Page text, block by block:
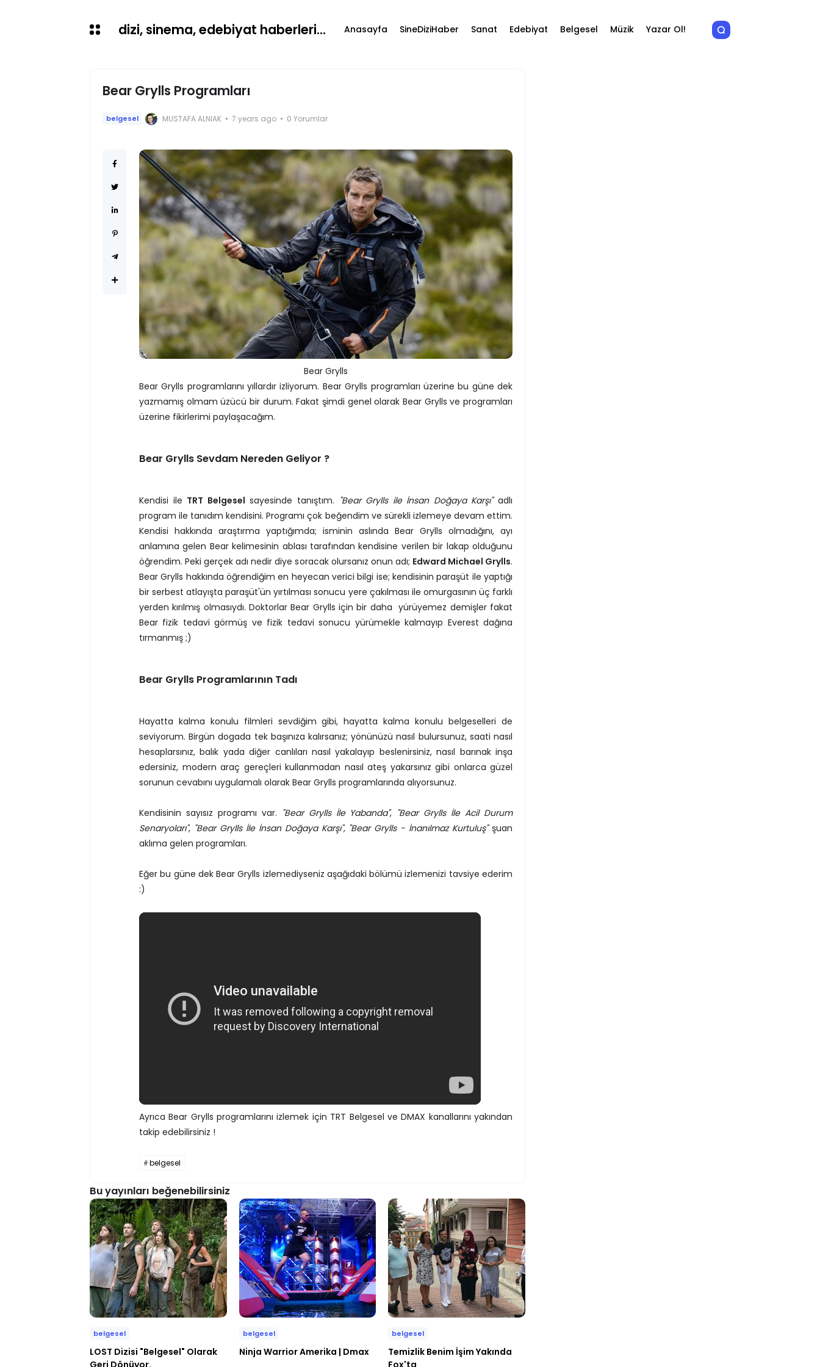
dizi, sinema, edebiyat haberleri... Anasayfa SineDiziHaber Sanat Edebiyat Belgesel Müzik Yazar Ol!
Bear Grylls Programları
belgesel MUSTAFA ALNIAK 7 years ago 0 Yorumlar
Bear Grylls
Bear Grylls programlarını yıllardır izliyorum. Bear Grylls programları üzerine bu güne dek
yazmamış olmam üzücü bir durum. Fakat şimdi genel olarak Bear Grylls ve programları
üzerine fikirlerimi paylaşacağım.
Bear Grylls Sevdam Nereden Geliyor ?
Kendisi ile TRT Belgesel sayesinde tanıştım. "Bear Grylls ile İnsan Doğaya Karşı"adlı
program ile tanıdım kendisini. Programı çok beğendim ve sürekli izlemeye devam ettim.
Kendisi hakkında araştırma yaptığımda; isminin aslında Bear Grylls olmadığını, ayı
anlamına gelen Bear kelimesinin ablası tarafından kendisine verilen bir lakap olduğunu
öğrendim. Peki gerçek adı nedir diye soracak olursanız onun adı; Edward Michael Grylls.
Bear Grylls hakkında öğrendiğim en heyecan verici bilgi ise; kendisinin paraşüt ile yaptığı
bir serbest atlayışta paraşüt'ün yırtılması sonucu yere çakılması ile omurgasının üç farklı
yerden kırılmış olmasıydı. Doktorlar Bear Grylls için bir daha yürüyemez demişler fakat
Bear fizik tedavi görmüş ve fizik tedavi sonucu yürümekle kalmayıp Everest dağına
tırmanmış ;)
Bear Grylls Programlarının Tadı
Hayatta kalma konulu filmleri sevdiğim gibi, hayatta kalma konulu belgeselleri de
seviyorum. Birgün dogada tek başınıza kalırsanız; yönünüzü nasıl bulursunuz, saati nasıl
hesaplarsınız, balık yada diğer canlıları nasıl yakalayıp beslenirsiniz, nasıl barınak inşa
edersiniz, modern araç gereçleri kullanmadan nasıl ateş yakarsınız gibi onlarca güzel
sorunun cevabını uygulamalı olarak Bear Grylls programlarında alıyorsunuz.
Kendisinin sayısız programı var. "Bear Grylls İle Yabanda", "Bear Grylls İle Acil Durum
Senaryoları", "Bear Grylls İle İnsan Doğaya Karşı", "Bear Grylls - İnanılmaz Kurtuluş"şuan
aklıma gelen programları.
Eğer bu güne dek Bear Grylls izlemediyseniz aşağıdaki bölümü izlemenizi tavsiye ederim
:)
Ayrıca Bear Grylls programlarını izlemek için TRT Belgesel ve DMAX kanallarını yakından
takip edebilirsiniz !
belgesel
Bu yayınları beğenebilirsiniz
belgesel
LOST Dizisi "Belgesel" Olarak
Geri Dönüyor.
belgesel
Ninja Warrior Amerika | Dmax
belgesel
Temizlik Benim İşim Yakında
Fox'ta